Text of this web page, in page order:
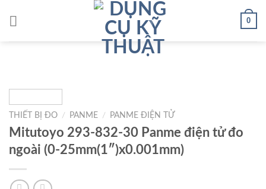
0
THIẾT BỊ ĐO / PANME / PANME ĐIỆN TỬ
Mitutoyo 293-832-30 Panme điện tử đo
ngoài (0-25mm(1″)x0.001mm)